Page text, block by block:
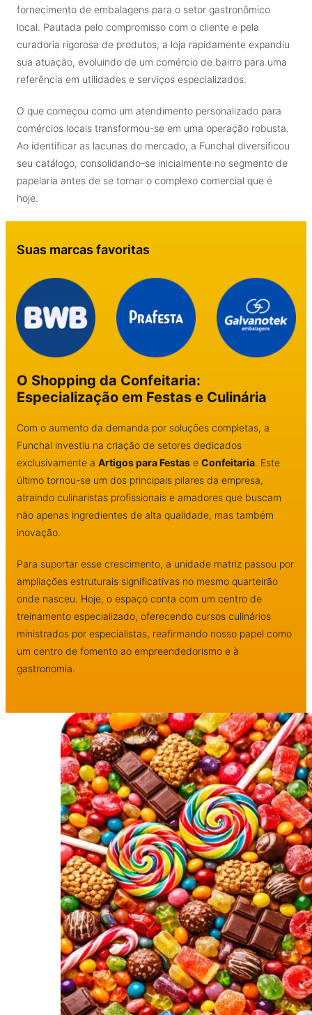
fornecimento de embalagens para o setor gastronômico
local. Pautada pelo compromisso com o cliente e pela
curadoria rigorosa de produtos, a loja rapidamente expandiu
sua atuação, evoluindo de um comércio de bairro para uma
referência em utilidades e serviços especializados.
O que começou como um atendimento personalizado para
comércios locais transformou-se em uma operação robusta.
Ao identificar as lacunas do mercado, a Funchal diversificou
seu catálogo, consolidando-se inicialmente no segmento de
papelaria antes de se tornar o complexo comercial que é
hoje.
Suas marcas favoritas
O Shopping da Confeitaria:
Especialização em Festas e Culinária
Com o aumento da demanda por soluções completas, a
Funchal investiu na criação de setores dedicados
exclusivamente a Artigos para Festas e Confeitaria. Este
último tornou-se um dos principais pilares da empresa,
atraindo culinaristas profissionais e amadores que buscam
não apenas ingredientes de alta qualidade, mas também
inovação.
Para suportar esse crescimento, a unidade matriz passou por
ampliações estruturais significativas no mesmo quarteirão
onde nasceu. Hoje, o espaço conta com um centro de
treinamento especializado, oferecendo cursos culinários
ministrados por especialistas, reafirmando nosso papel como
um centro de fomento ao empreendedorismo e à
gastronomia.